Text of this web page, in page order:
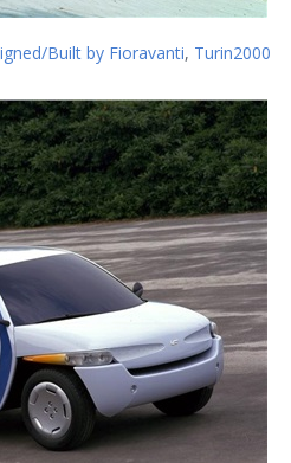
Built by Fioravanti, Turin2000